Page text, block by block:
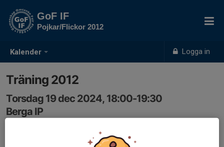
Kalender Logga in
GoF IF
Pojkar/Flickor 2012
Träning 2012
Torsdag 19 dec 2024, 18:00-19:30
Berga IP
Samling: 18:00, Berga IP, Eslöv